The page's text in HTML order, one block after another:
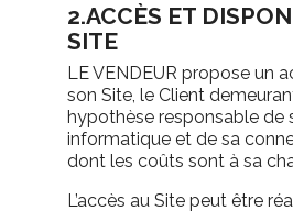
2.ACCÈS ET
SITE
LE VENDEUR propose un
son Site, le Client
hypothèse responsable de
informatique et de sa
dont les coûts sont à sa
L’accès au Site peut être